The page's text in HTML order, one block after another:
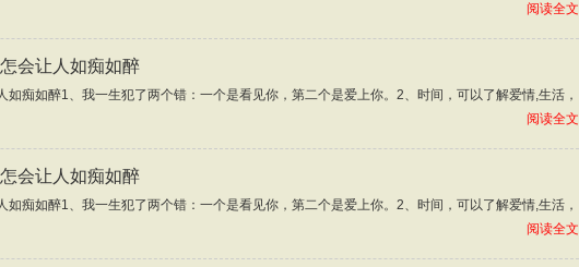
阅读全文
会让人如痴如醉
如痴如醉1、我一生犯了两个错：一个是看见你，第二个是爱上你。2、时间，可以了解爱情,生活，
阅读全文
会让人如痴如醉
如痴如醉1、我一生犯了两个错：一个是看见你，第二个是爱上你。2、时间，可以了解爱情,生活，
阅读全文